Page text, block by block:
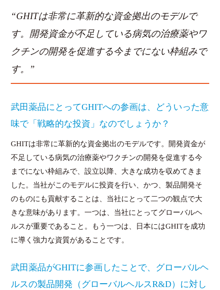
“GHITは非常に革新的な資金拠出のモデルで
す。開発資金が不足している病気の治療薬やワ
クチンの開発を促進する今までにない枠組みで
す。”
武田薬品にとってGHITへの参画は、どういった意
味で「戦略的な投資」なのでしょうか？
GHITは非常に革新的な資金拠出のモデルです。開発資金が
不足している病気の治療薬やワクチンの開発を促進する今
までにない枠組みで、設立以降、大きな成功を収めてきま
した。当社がこのモデルに投資を行い、かつ、製品開発そ
のものにも貢献することは、当社にとって二つの観点で大
きな意味があります。一つは、当社にとってグローバルヘ
ルスが重要であること。もう一つは、日本にはGHITを成功
に導く強力な資質があることです。
武田薬品がGHITに参画したことで、グローバルヘ
ルスの製品開発（グローバルヘルスR&D）に対し